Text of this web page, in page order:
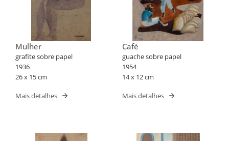
Mulher
grafite sobre papel
1936
26 x 15 cm
Mais detalhes
Café
guache sobre papel
1954
14 x 12 cm
Mais detalhes